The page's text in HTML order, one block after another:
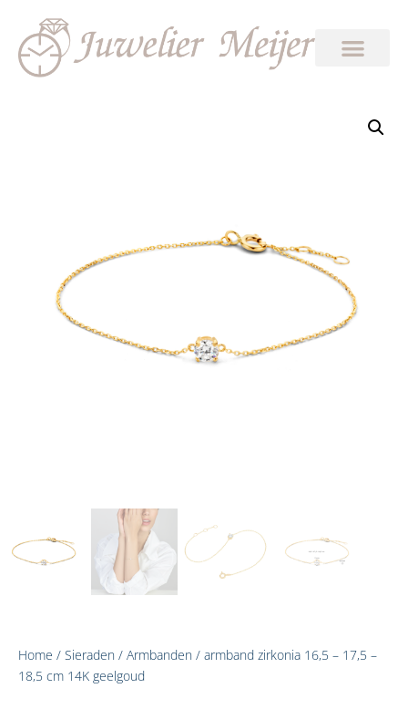
Home / Sieraden / Armbanden / armband zirkonia 16,5 – 17,5 –
18,5 cm 14K geelgoud